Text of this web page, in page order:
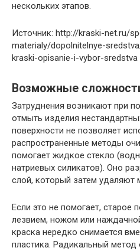
нескольких этапов.
Источник: http://kraski-net.ru/
materialy/dopolnitelnye-
kraski-opisanie-i-vybor-sredstva
Возможные
Затруднения возникают при
отмыть изделия
поверхности не позволяет
распространенные методы
помогает жидкое стекло
натриевых силикатов). Оно
слой, который затем удаляют
Если это не помогает, старое
лезвием, ножом или
краска нередко снимается
пластика. Радикальный